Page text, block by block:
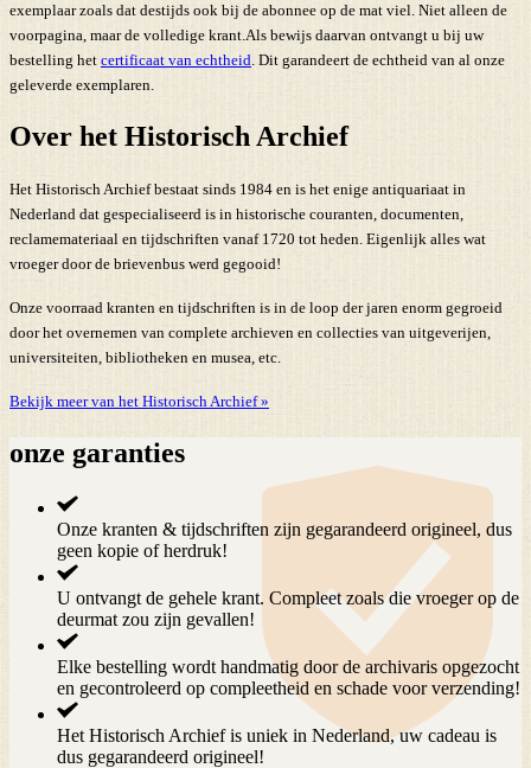
exemplaar zoals dat destijds ook bij de abonnee op de mat viel. Niet alleen de
voorpagina, maar de volledige krant.Als bewijs daarvan ontvangt u bij uw
bestelling het certificaat van echtheid. Dit garandeert de echtheid van al onze
geleverde exemplaren.
Over het Historisch Archief
Het Historisch Archief bestaat sinds 1984 en is het enige antiquariaat in
Nederland dat gespecialiseerd is in historische couranten, documenten,
reclamemateriaal en tijdschriften vanaf 1720 tot heden. Eigenlijk alles wat
vroeger door de brievenbus werd gegooid!
Onze voorraad kranten en tijdschriften is in de loop der jaren enorm gegroeid
door het overnemen van complete archieven en collecties van uitgeverijen,
universiteiten, bibliotheken en musea, etc.
Bekijk meer van het Historisch Archief »
onze garanties
Onze kranten & tijdschriften zijn gegarandeerd origineel, dus
geen kopie of herdruk!
U ontvangt de gehele krant. Compleet zoals die vroeger op de
deurmat zou zijn gevallen!
Elke bestelling wordt handmatig door de archivaris opgezocht
en gecontroleerd op compleetheid en schade voor verzending!
Het Historisch Archief is uniek in Nederland, uw cadeau is
dus gegarandeerd origineel!